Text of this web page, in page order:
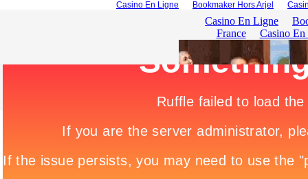
Casino En Ligne Bookmaker Hors Arjel